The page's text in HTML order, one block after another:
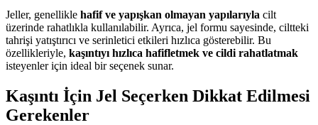
Jeller, genellikle hafif ve yapışkan olmayan yapılarıyla cilt
üzerinde rahatlıkla kullanılabilir. Ayrıca, jel formu sayesinde, ciltteki
tahrişi yatıştırıcı ve serinletici etkileri hızlıca gösterebilir. Bu
özellikleriyle, kaşıntıyı hızlıca hafifletmek ve cildi rahatlatmak
isteyenler için ideal bir seçenek sunar.
Kaşıntı İçin Jel Seçerken Dikkat Edilmesi
Gerekenler